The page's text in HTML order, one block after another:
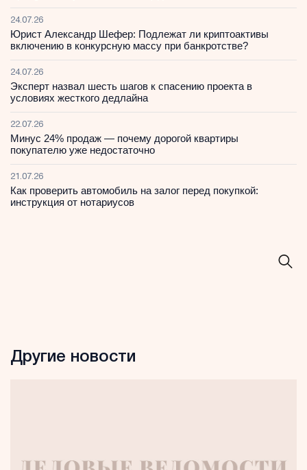
24.07.26
Юрист Александр Шефер: Подлежат ли криптоактивы
включению в конкурсную массу при банкротстве?
24.07.26
Эксперт назвал шесть шагов к спасению проекта в
условиях жесткого дедлайна
22.07.26
Минус 24% продаж — почему дорогой квартиры
покупателю уже недостаточно
21.07.26
Как проверить автомобиль на залог перед покупкой:
инструкция от нотариусов
Другие новости